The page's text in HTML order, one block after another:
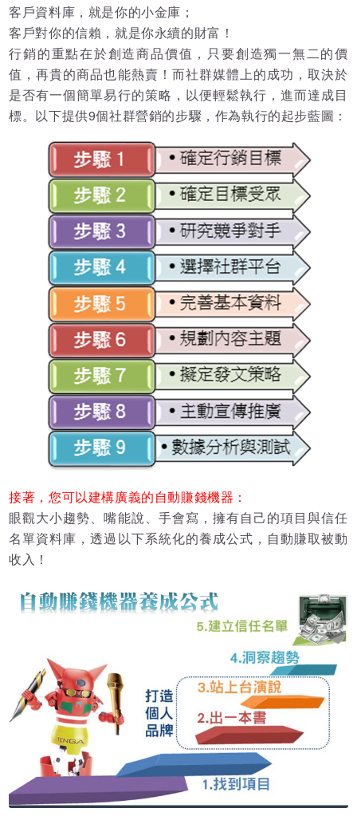
客戶資料庫，就是你的小金庫；
客戶對你的信賴，就是你永續的財富！
行銷的重點在於創造商品價值，只要創造獨一無二的價
值，再貴的商品也能熱賣！而社群媒體上的成功，取決於
是否有一個簡單易行的策略，以便輕鬆執行，進而達成目
標。以下提供9個社群營銷的步驟，作為執行的起步藍圖：
接著，您可以建構廣義的自動賺錢機器：
眼觀大小趨勢、嘴能說、手會寫，擁有自己的項目與信任
名單資料庫，透過以下系統化的養成公式，自動賺取被動
收入！